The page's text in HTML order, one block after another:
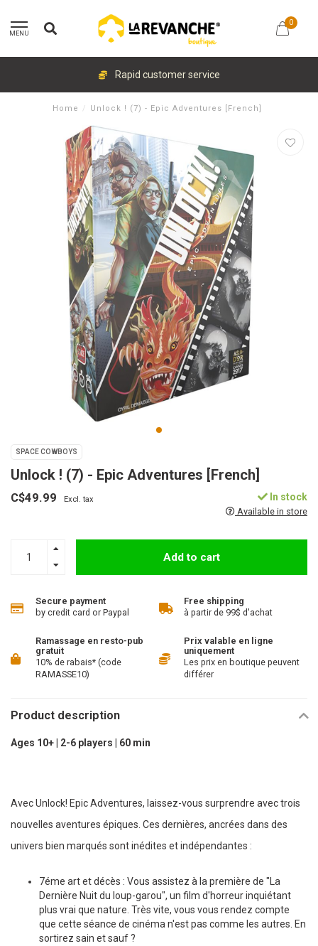
MENU
0
Rapid customer service
Home / Unlock ! (7) - Epic Adventures [French]
SPACE COWBOYS
Unlock ! (7) - Epic Adventures [French]
C$49.99 Excl. tax In stock
Available in store
Add to cart
Secure payment
by credit card or Paypal
Free shipping
à partir de 99$ d'achat
Ramassage en resto-pub
gratuit
10% de rabais* (code
RAMASSE10)
Prix valable en ligne
uniquement
Les prix en boutique peuvent
différer
Product description
Ages 10+ | 2-6 players | 60 min
Avec Unlock! Epic Adventures, laissez-vous surprendre avec trois
nouvelles aventures épiques. Ces dernières, ancrées dans des
univers bien marqués sont inédites et indépendantes :
7éme art et décès : Vous assistez à la première de "La
Dernière Nuit du loup-garou", un film d'horreur inquiétant
plus vrai que nature. Très vite, vous vous rendez compte
que cette séance de cinéma n'est pas comme les autres. En
sortirez sain et sauf ?